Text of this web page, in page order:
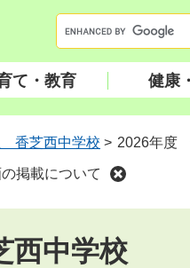
ー
ワ
ー
索
て・教育 健康
香芝西中学校 > 2026年度
掲載について
中学校